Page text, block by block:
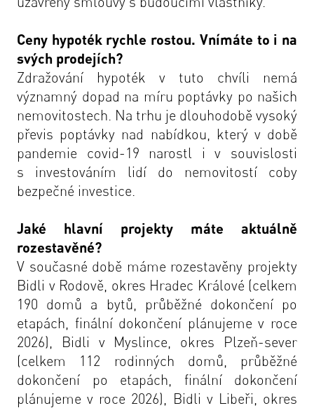
Ceny hypoték rychle rostou. Vnímáte to i na
svých prodejích?
Zdražování hypoték v tuto chvíli nemá
významný dopad na míru poptávky po našich
nemovitostech. Na trhu je dlouhodobě vysoký
převis poptávky nad nabídkou, který v době
pandemie covid-19 narostl i v souvislosti
s investováním lidí do nemovitostí coby
bezpečné investice.
Jaké hlavní projekty máte aktuálně
rozestavěné?
V současné době máme rozestavěny projekty
Bidli v Rodově, okres Hradec Králové (celkem
190 domů a bytů, průběžné dokončení po
etapách, finální dokončení plánujeme v roce
2026), Bidli v Myslince, okres Plzeň-sever
(celkem 112 rodinných domů, průběžné
dokončení po etapách, finální dokončení
plánujeme v roce 2026), Bidli v Libeři, okres